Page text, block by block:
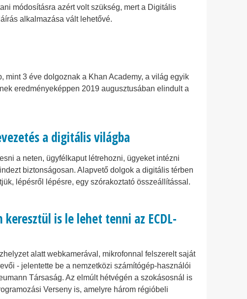
módosításra azért volt szükség, mert a Digitális
alkalmazása vált lehetővé.
mint 3 éve dolgoznak a Khan Academy, a világ egyik
eredményeképpen 2019 augusztusában elindult a
a digitális világba
a neten, ügyfélkaput létrehozni, ügyeket intézni
biztonságosan. Alapvető dolgok a digitális térben
lépésről lépésre, egy szórakoztató összeállítással.
is le lehet tenni az ECDL-
alatt webkamerával, mikrofonnal felszerelt saját
- jelentette be a nemzetközi számítógép-használói
Társaság. Az elmúlt hétvégén a szokásosnál is
Verseny is, amelyre három régióbeli